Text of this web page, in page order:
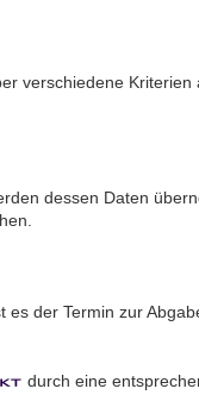
verschiedene Kriterien
dessen Daten
der Termin zur
durch eine